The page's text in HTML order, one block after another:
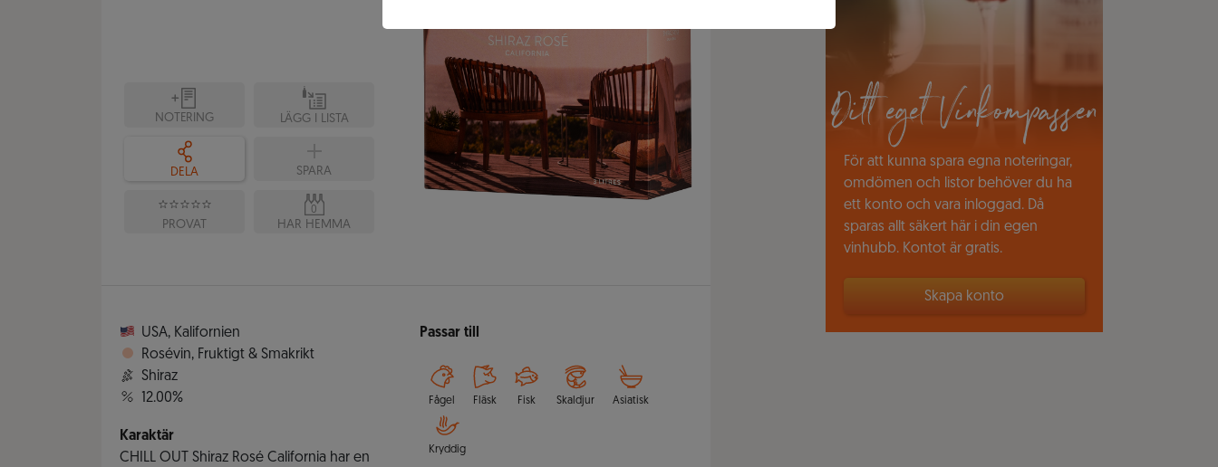
NOTERING LÄGG I LISTA
DELA SPARA
PROVAT
0
HAR HEMMA
USA, Kalifornien
Rosévin, Fruktigt & Smakrikt
Shiraz
12.00%
Karaktär
CHILL OUT Shiraz Rosé California har en
Passar till
Fågel Fläsk Fisk Skaldjur Asiatisk
Kryddig
Ditt eget Vinkompassen
För att kunna spara egna noteringar,
omdömen och listor behöver du ha
ett konto och vara inloggad. Då
sparas allt säkert här i din egen
vinhubb. Kontot är gratis.
Skapa konto